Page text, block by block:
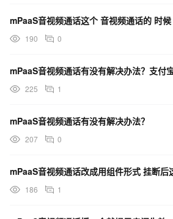
mPaaS音视频通话这个 音视频通话的 时候
190 0
225 1
mPaaS音视频通话有没有解决办法？
207 0
186 1